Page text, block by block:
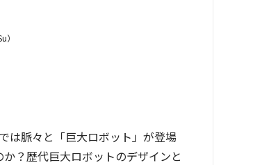
は脈々と「巨大ロボット」が登場
？歴代巨大ロボットのデザインと